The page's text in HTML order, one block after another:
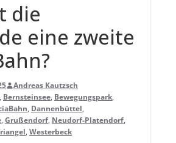
die
eine zweite
Andreas Kautzsch
, Bernsteinsee, Bewegungspark,
, Dannenbüttel,
, Grußendorf, Neudorf-Platendorf,
, Westerbeck